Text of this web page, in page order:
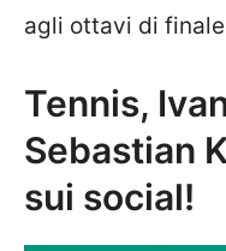
agli ottavi di
Tennis,
Sebastian
sui social!